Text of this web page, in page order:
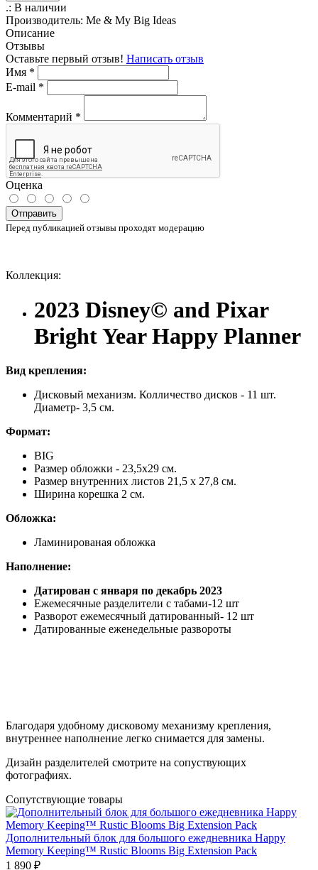
.: В наличии
Производитель: Me & My Big Ideas
Описание
Отзывы
Оставьте первый отзыв! Написать отзыв
Имя *
E-mail *
Комментарий *
Оценка
Отправить
Перед публикацией отзывы проходят модерацию
Коллекция:
2023 Disney© and Pixar
Bright Year Happy Planner
Вид крепления:
Дисковый механизм. Колличество дисков - 11 шт.
Диаметр- 3,5 см.
Формат:
BIG
Размер обложки - 23,5х29 см.
Размер внутренних листов 21,5 х 27,8 см.
Ширина корешка 2 см.
Обложка:
Ламинированая обложка
Наполнение:
Датирован с января по декабрь 2023
Ежемесячные разделители с табами-12 шт
Разворот ежемесячный датированный- 12 шт
Датированные еженедельные развороты
Благодаря удобному дисковому механизму крепления,
внутреннее наполнение легко снимается для замены.
Дизайн разделителей смотрите на сопуствующих
фотографиях.
Сопутствующие товары
Дополнительный блок для большого ежедневника Happy
Memory Keeping™ Rustic Blooms Big Extension Pack
1 890 ₽